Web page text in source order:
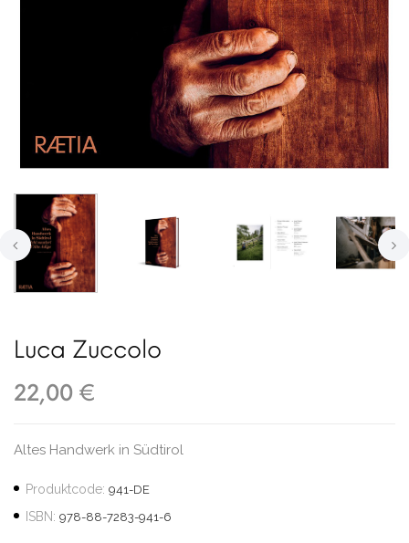
Luca Zuccolo
22,00 €
Altes Handwerk in Südtirol
Produktcode: 941-DE
ISBN: 978-88-7283-941-6